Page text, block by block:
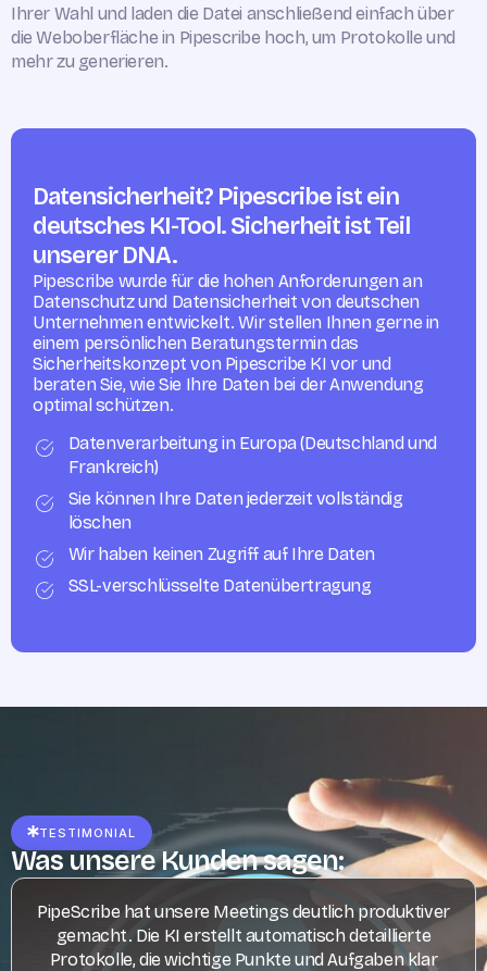
Ihrer Wahl und laden die Datei anschließend einfach über
die Weboberfläche in Pipescribe hoch, um Protokolle und
mehr zu generieren.
Datensicherheit? Pipescribe ist ein
deutsches KI-Tool. Sicherheit ist Teil
unserer DNA.
Pipescribe wurde für die hohen Anforderungen an
Datenschutz und Datensicherheit von deutschen
Unternehmen entwickelt. Wir stellen Ihnen gerne in
einem persönlichen Beratungstermin das
Sicherheitskonzept von Pipescribe KI vor und
beraten Sie, wie Sie Ihre Daten bei der Anwendung
optimal schützen.
Datenverarbeitung in Europa (Deutschland und
Frankreich)
Sie können Ihre Daten jederzeit vollständig
löschen
Wir haben keinen Zugriff auf Ihre Daten
SSL-verschlüsselte Datenübertragung
TESTIMONIAL
Was unsere Kunden sagen:
PipeScribe hat unsere Meetings deutlich produktiver
gemacht. Die KI erstellt automatisch detaillierte
Protokolle, die wichtige Punkte und Aufgaben klar